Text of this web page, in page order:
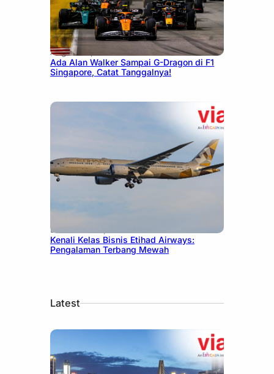
August 13, 2025
Ada Alan Walker Sampai G-Dragon di F1
Singapore, Catat Tanggalnya!
December 27, 2024
Kenali Kelas Bisnis Etihad Airways:
Pengalaman Terbang Mewah
Latest